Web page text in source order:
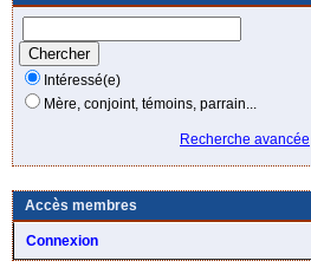
Intéressé(e)
Mère, conjoint, témoins, parrain...
Recherche avancée
Accès membres
Connexion